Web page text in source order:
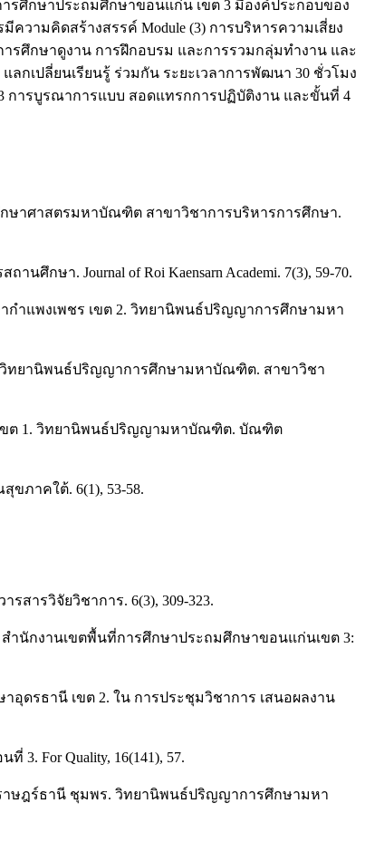
รศึกษาประถมศึกษาขอนแก่น เขต 3 มีองค์ประกอบของ
ความคิดสร้างสรรค์ Module (3) การบริหารความเสี่ยง
ารศึกษาดูงาน การฝึกอบรม และการรวมกลุ่มทำงาน และ
เปลี่ยนเรียนรู้ ร่วมกัน ระยะเวลาการพัฒนา 30 ชั่วโมง
ารบูรณาการแบบ สอดแทรกการปฏิบัติงาน และขั้นที่ 4
ษาศาสตรมหาบัณฑิต สาขาวิชาการบริหารการศึกษา.
ษา. Journal of Roi Kaensarn Academi. 7(3), 59-70.
กำแพงเพชร เขต 2. วิทยานิพนธ์ปริญญาการศึกษามหา
วิทยานิพนธ์ปริญญาการศึกษามหาบัณฑิต. สาขาวิชา
เขต 1. วิทยานิพนธ์ปริญญามหาบัณฑิต. บัณฑิต
ภาคใต้. 6(1), 53-58.
ารวิจัยวิชาการ. 6(3), 309-323.
ำนักงานเขตพื้นที่การศึกษาประถมศึกษาขอนแก่นเขต 3:
ดรธานี เขต 2. ใน การประชุมวิชาการ เสนอผลงาน
For Quality, 16(141), 57.
าษฎร์ธานี ชุมพร. วิทยานิพนธ์ปริญญาการศึกษามหา